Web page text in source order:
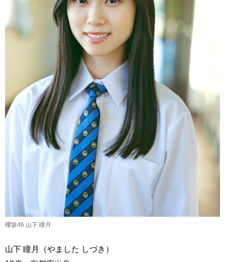
櫻坂46 山下 瞳月
山下 瞳月（やました しづき）